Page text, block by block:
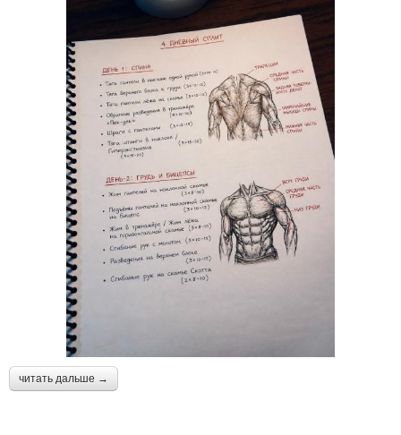
читать дальше →